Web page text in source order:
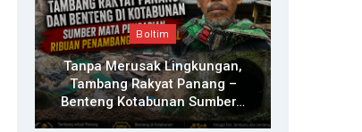
Boltim
Tanpa Merusak Lingkungan,
Tambang Rakyat Panang –
Benteng Kotabunan Sumber…